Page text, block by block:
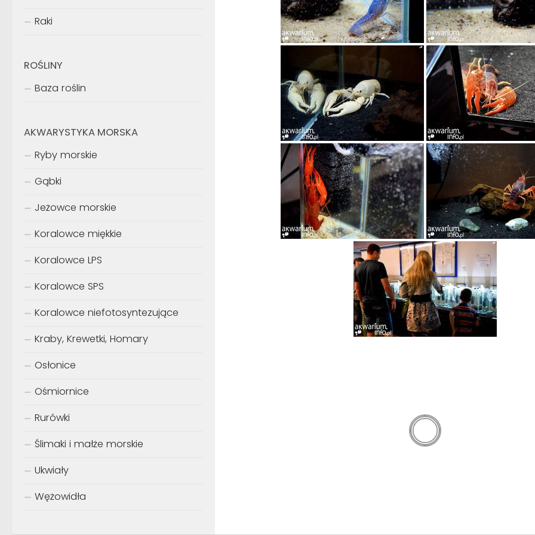
Raki
ROŚLINY
Baza roślin
AKWARYSTYKA MORSKA
Ryby morskie
Gąbki
Jeżowce morskie
Koralowce miękkie
Koralowce LPS
Koralowce SPS
Koralowce niefotosyntezujące
Kraby, Krewetki, Homary
Osłonice
Ośmiornice
Rurówki
Ślimaki i małże morskie
Ukwiały
Wężowidła